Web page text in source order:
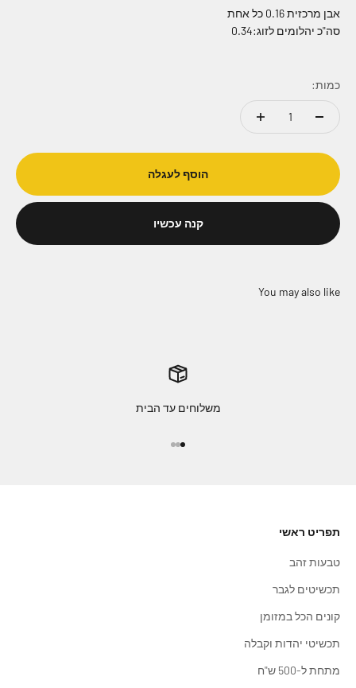
אבן מרכזית 0.16 כל אחת
סה"כ יהלומים לזוג:0.34
כמות:
הוסף לעגלה
קנה עכשיו
משלוחים עד הבית
תפריט ראשי
טבעות זהב
תכשיטים לגבר
קונים הכל במזומן
תכשיטי יהדות וקבלה
מתחת ל-500 ש"ח